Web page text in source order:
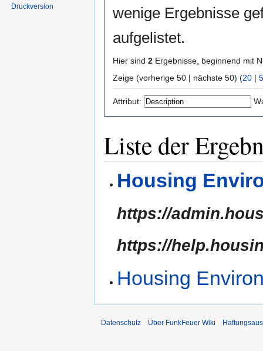
wenige Ergebnisse
aufgelistet.
Hier sind 2 Ergebnisse, beginnend mit
Zeige (vorherige 50 | nächste 50) (20 |
Attribut:
Liste der
Housing
https://
https://
Housing
Druckversion
Datenschutz Über FunkFeuer Wiki